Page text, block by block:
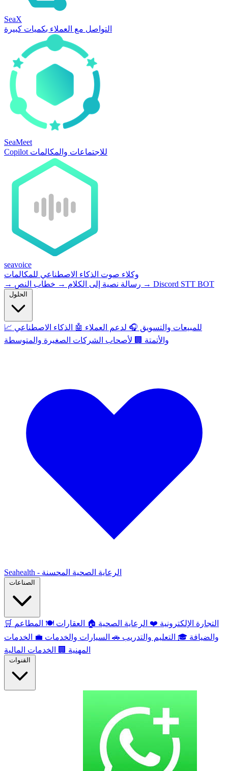
SeaX
التواصل مع العملاء بكميات كبيرة
SeaMeet
Copilot للاجتماعات والمكالمات
seavoice
وكلاء صوت الذكاء الاصطناعي للمكالمات
→
رسالة نصية إلى الكلام → → Discord STT BOT
📈 للمبيعات والتسويق 🎧 لدعم العملاء 🤖
الذكاء الاصطناعي
والأتمتة 🏢 لأصحاب الشركات الصغيرة والمتوسطة
Seahealth - الرعاية الصحية المحسنة
🛒 التجارة الإلكترونية ❤️ الرعاية الصحية 🏠 العقارات 🍽️ المطاعم
والضيافة 🎓 التعليم والتدريب 🚗 السيارات والخدمات 💼
الخدمات
المهنية 🏢 الخدمات المالية